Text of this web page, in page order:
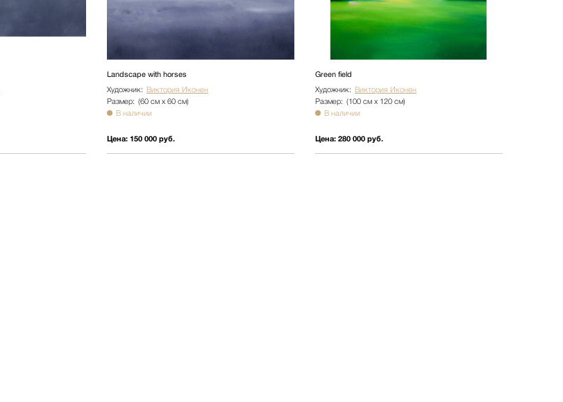
Landscape with horses
Художник: Виктория Иконен
Размер: (60 см х 60 см)
В наличии
Цена: 150 000 руб.
Green field
Художник: Виктория Иконен
Размер: (100 см х 120 см)
В наличии
Цена: 280 000 руб.